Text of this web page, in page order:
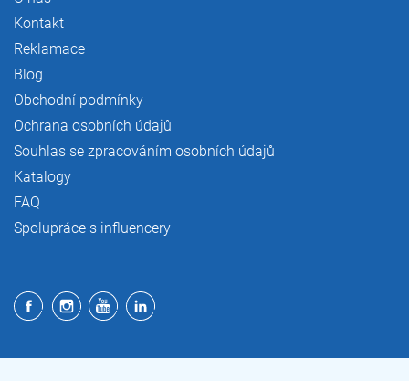
Kontakt
Reklamace
Blog
Obchodní podmínky
Ochrana osobních údajů
Souhlas se zpracováním osobních údajů
Katalogy
FAQ
Spolupráce s influencery